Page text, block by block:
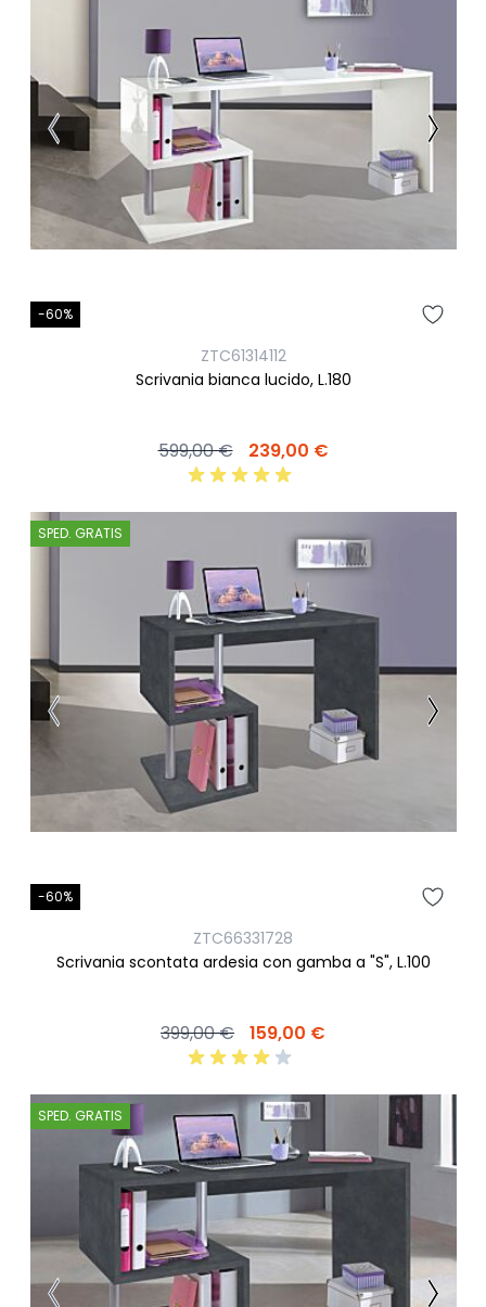
-60%
ZTC61314112
Scrivania bianca lucido, L.180
599,00 € 239,00 €
SPED. GRATIS
-60%
ZTC66331728
Scrivania scontata ardesia con gamba a "S", L.100
399,00 € 159,00 €
SPED. GRATIS